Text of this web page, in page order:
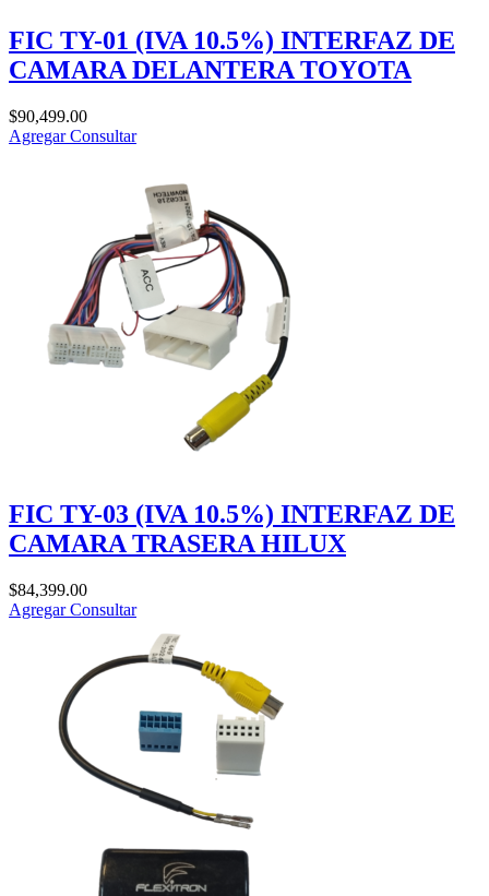
FIC TY-01 (IVA 10.5%) INTERFAZ DE
CAMARA DELANTERA TOYOTA
$90,499.00
AgregarConsultar
FIC TY-03 (IVA 10.5%) INTERFAZ DE
CAMARA TRASERA HILUX
$84,399.00
AgregarConsultar